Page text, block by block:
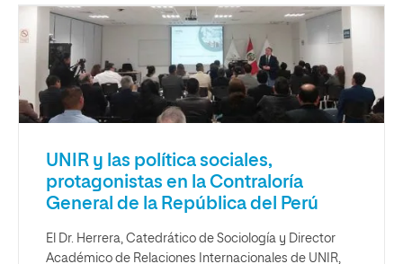
UNIR y las política sociales,
protagonistas en la Contraloría
General de la República del Perú
El Dr. Herrera, Catedrático de Sociología y Director
Académico de Relaciones Internacionales de UNIR,